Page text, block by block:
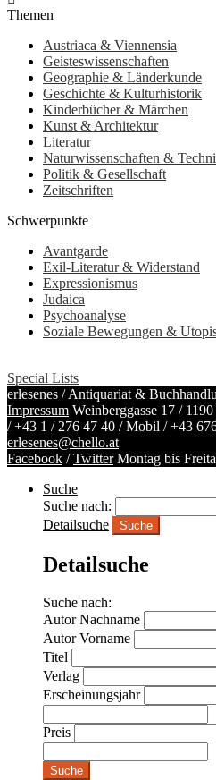
Themen
Austriaca & Viennensia
Geisteswissenschaften
Geographie & Länderkunde
Geschichte & Kulturhistorik
Kinderbücher & Märchen
Kunst & Architektur
Literatur
Naturwissenschaften &
Politik & Gesellschaft
Zeitschriften
Schwerpunkte
Avantgarde
Exil-Literatur & Widerstand
Expressionismus
Judaica
Psychoanalyse
Soziale Bewegungen &
Special Lists
erlesenes / Antiquariat &
Impressum Weinberggasse 17 /
/+43 1 / 276 47 40 / Mobil /+43
erlesenes@chello.at
Facebook /Twitter Montag bis
Suche
Suche nach:
Detailsuche
Suche
Detailsuche
Suche nach:
Autor Nachname
Autor Vorname
Titel
Verlag
Erscheinungsjahr
Preis
Suche